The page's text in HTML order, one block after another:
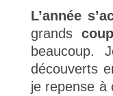
L’année
grands
beaucoup.
découverts
je repense à